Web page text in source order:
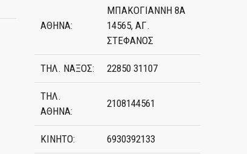
ΑΘΗΝΑ:
ΜΠΑΚΟΓΙΑΝΝΗ 8Α
14565, ΑΓ.
ΣΤΕΦΑΝΟΣ
ΤΗΛ. ΝΑΞΟΣ: 22850 31107
ΤΗΛ.
ΑΘΗΝΑ:
2108144561
ΚΙΝΗΤΟ: 6930392133